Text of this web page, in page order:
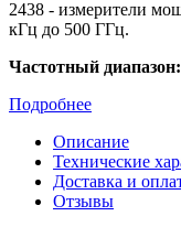
2438 - измерители
кГц до 500 ГГц.
Частотный диапазон:
Подробнее
Описание
Технические
Доставка и
Отзывы